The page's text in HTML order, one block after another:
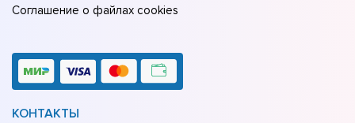
Соглашение о файлах cookies
КОНТАКТЫ